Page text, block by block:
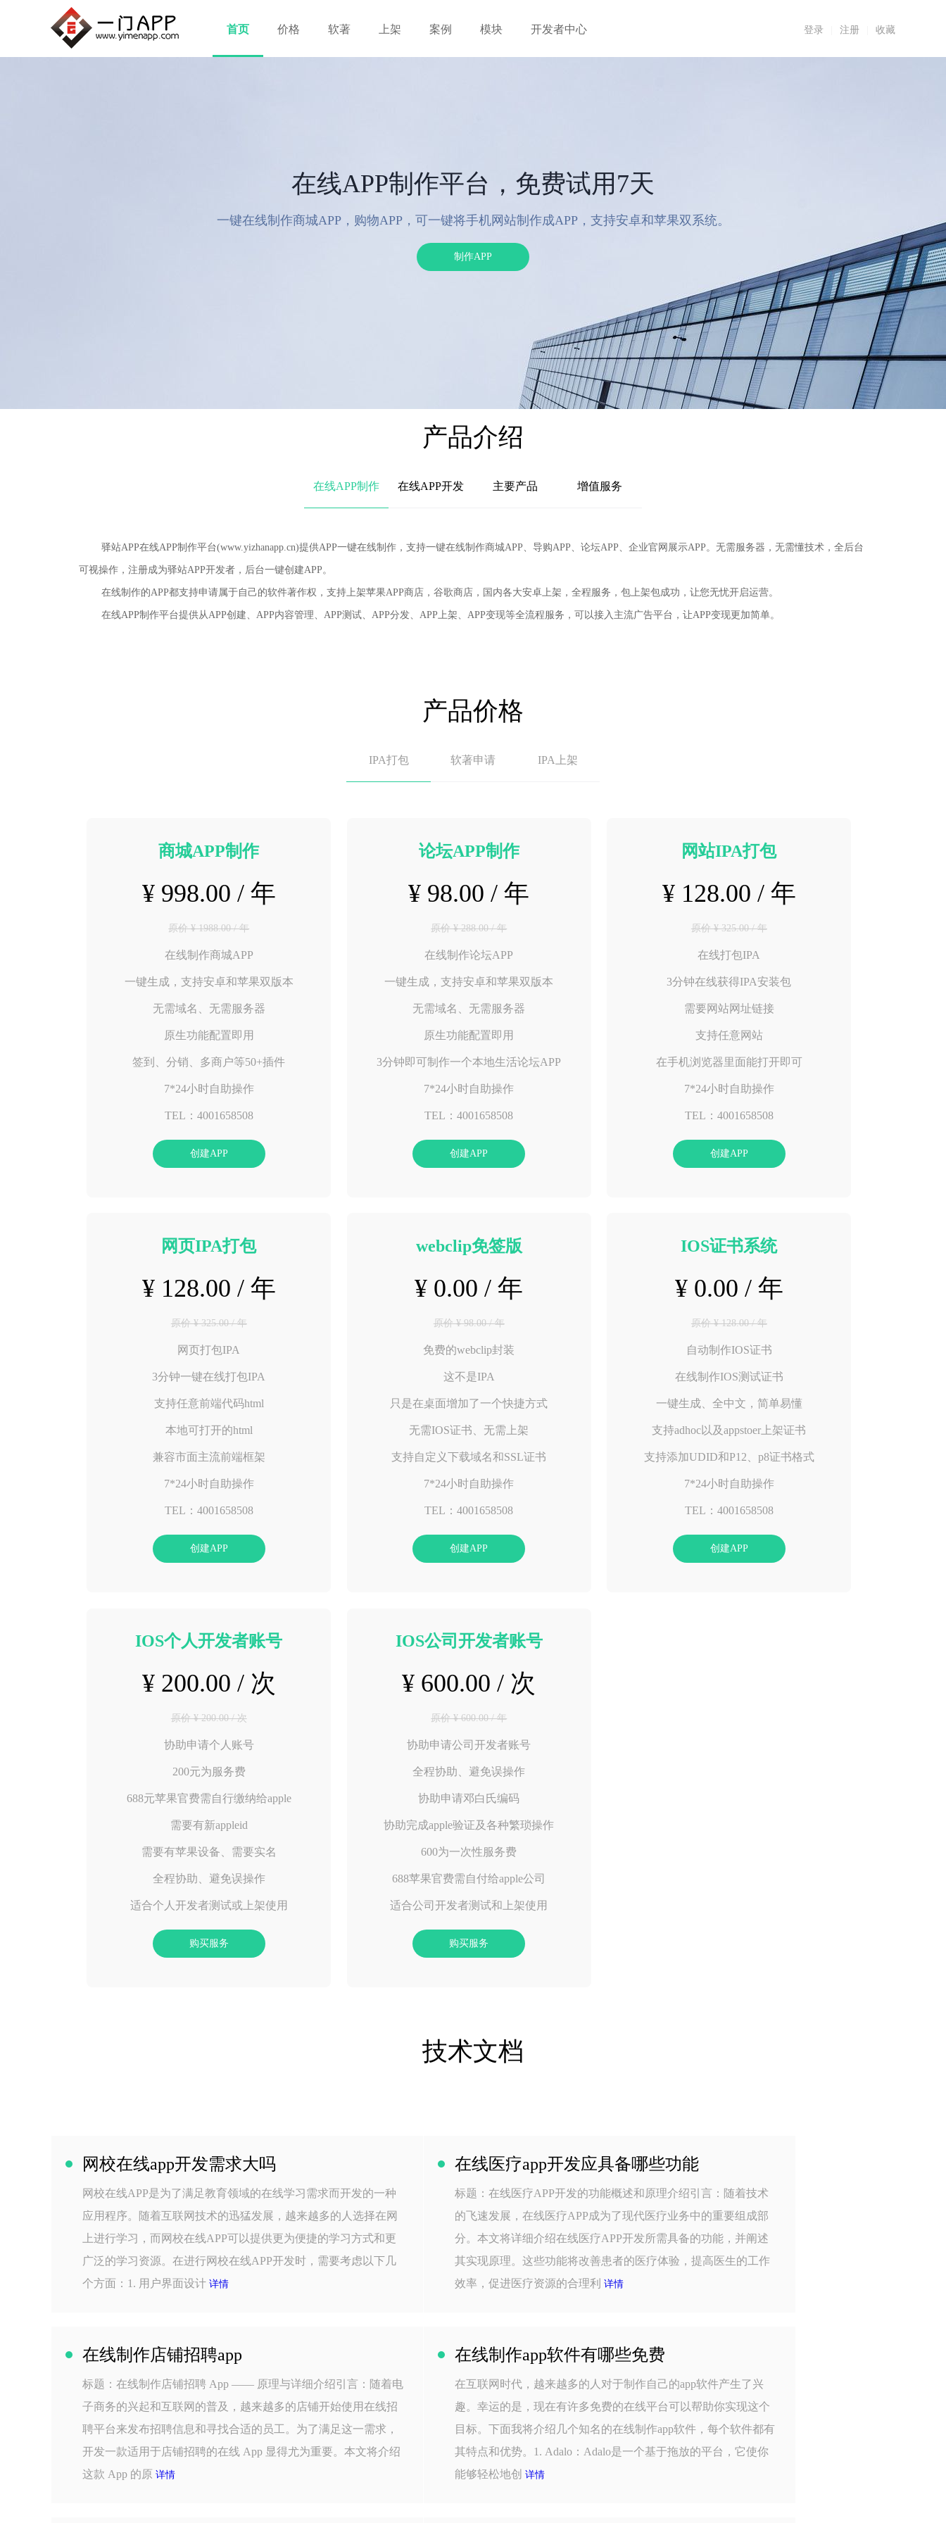
登录 注册 收藏
首页 价格 软著 上架 案例 模块 开发者中心
在线APP制作平台，免费试用7天
一键在线制作商城APP，购物APP，可一键将手机网站制作成APP，支持安卓和苹果双系统。
制作APP
产品介绍
在线APP制作 在线APP开发 主要产品 增值服务
驿站APP在线APP制作平台(www.yizhanapp.cn)提供APP一键在线制作，支持一键在线制作商城APP、导购APP、论坛APP、企业官网展示APP。无需服务器，无需懂技术，全后台
可视操作，注册成为驿站APP开发者，后台一键创建APP。
在线制作的APP都支持申请属于自己的软件著作权，支持上架苹果APP商店，谷歌商店，国内各大安卓上架，全程服务，包上架包成功，让您无忧开启运营。
在线APP制作平台提供从APP创建、APP内容管理、APP测试、APP分发、APP上架、APP变现等全流程服务，可以接入主流广告平台，让APP变现更加简单。
产品价格
IPA打包 软著申请 IPA上架
商城APP制作
¥ 998.00 / 年
原价 ¥ 1988.00 / 年
在线制作商城APP
一键生成，支持安卓和苹果双版本
无需域名、无需服务器
原生功能配置即用
签到、分销、多商户等50+插件
7*24小时自助操作
TEL：4001658508
创建APP
论坛APP制作
¥ 98.00 / 年
原价 ¥ 288.00 / 年
在线制作论坛APP
一键生成，支持安卓和苹果双版本
无需域名、无需服务器
原生功能配置即用
3分钟即可制作一个本地生活论坛APP
7*24小时自助操作
TEL：4001658508
创建APP
网站IPA打包
¥ 128.00 / 年
原价 ¥ 325.00 / 年
在线打包IPA
3分钟在线获得IPA安装包
需要网站网址链接
支持任意网站
在手机浏览器里面能打开即可
7*24小时自助操作
TEL：4001658508
创建APP
网页IPA打包
¥ 128.00 / 年
原价 ¥ 325.00 / 年
网页打包IPA
3分钟一键在线打包IPA
支持任意前端代码html
本地可打开的html
兼容市面主流前端框架
7*24小时自助操作
TEL：4001658508
创建APP
webclip免签版
¥ 0.00 / 年
原价 ¥ 98.00 / 年
免费的webclip封装
这不是IPA
只是在桌面增加了一个快捷方式
无需IOS证书、无需上架
支持自定义下载域名和SSL证书
7*24小时自助操作
TEL：4001658508
创建APP
IOS证书系统
¥ 0.00 / 年
原价 ¥ 128.00 / 年
自动制作IOS证书
在线制作IOS测试证书
一键生成、全中文，简单易懂
支持adhoc以及appstoer上架证书
支持添加UDID和P12、p8证书格式
7*24小时自助操作
TEL：4001658508
创建APP
IOS个人开发者账号
¥ 200.00 / 次
原价 ¥ 200.00 / 次
协助申请个人账号
200元为服务费
688元苹果官费需自行缴纳给apple
需要有新appleid
需要有苹果设备、需要实名
全程协助、避免误操作
适合个人开发者测试或上架使用
购买服务
IOS公司开发者账号
¥ 600.00 / 次
原价 ¥ 600.00 / 年
协助申请公司开发者账号
全程协助、避免误操作
协助申请邓白氏编码
协助完成apple验证及各种繁琐操作
600为一次性服务费
688苹果官费需自付给apple公司
适合公司开发者测试和上架使用
购买服务
技术文档
网校在线app开发需求大吗
网校在线APP是为了满足教育领域的在线学习需求而开发的一种
应用程序。随着互联网技术的迅猛发展，越来越多的人选择在网
上进行学习，而网校在线APP可以提供更为便捷的学习方式和更
广泛的学习资源。在进行网校在线APP开发时，需要考虑以下几
个方面：1. 用户界面设计详情
在线医疗app开发应具备哪些功能
标题：在线医疗APP开发的功能概述和原理介绍引言：随着技术
的飞速发展，在线医疗APP成为了现代医疗业务中的重要组成部
分。本文将详细介绍在线医疗APP开发所需具备的功能，并阐述
其实现原理。这些功能将改善患者的医疗体验，提高医生的工作
效率，促进医疗资源的合理利详情
在线制作店铺招聘app
标题：在线制作店铺招聘 App —— 原理与详细介绍引言：随着电
子商务的兴起和互联网的普及，越来越多的店铺开始使用在线招
聘平台来发布招聘信息和寻找合适的员工。为了满足这一需求，
开发一款适用于店铺招聘的在线 App 显得尤为重要。本文将介绍
这款 App 的原详情
在线制作app软件有哪些免费
在互联网时代，越来越多的人对于制作自己的app软件产生了兴
趣。幸运的是，现在有许多免费的在线平台可以帮助你实现这个
目标。下面我将介绍几个知名的在线制作app软件，每个软件都有
其特点和优势。1. Adalo：Adalo是一个基于拖放的平台，它使你
能够轻松地创详情